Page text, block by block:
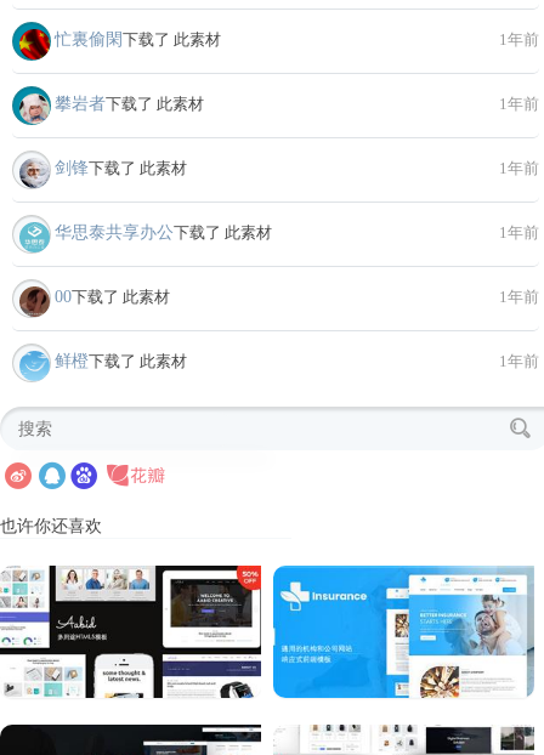
忙裏偷閑下载了 此素材 1年前
攀岩者下载了 此素材 1年前
剑锋下载了 此素材 1年前
华思泰共享办公下载了 此素材 1年前
00下载了 此素材 1年前
鲜橙下载了 此素材 1年前
也许你还喜欢